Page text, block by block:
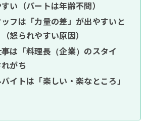
い（パートは年齢不問）
フは「力量の差」が出やすいと
怒られやすい原因）
は「料理長（企業）のスタイ
がち
イトは「楽しい・楽なところ」